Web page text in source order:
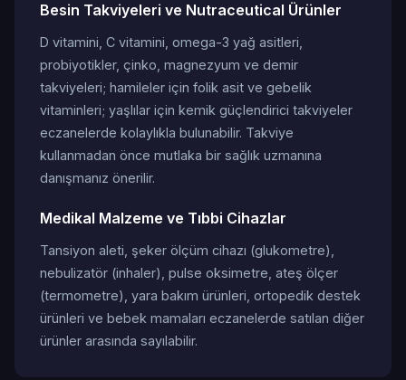
Besin Takviyeleri ve Nutraceutical Ürünler
D vitamini, C vitamini, omega-3 yağ asitleri,
probiyotikler, çinko, magnezyum ve demir
takviyeleri; hamileler için folik asit ve gebelik
vitaminleri; yaşlılar için kemik güçlendirici takviyeler
eczanelerde kolaylıkla bulunabilir. Takviye
kullanmadan önce mutlaka bir sağlık uzmanına
danışmanız önerilir.
Medikal Malzeme ve Tıbbi Cihazlar
Tansiyon aleti, şeker ölçüm cihazı (glukometre),
nebulizatör (inhaler), pulse oksimetre, ateş ölçer
(termometre), yara bakım ürünleri, ortopedik destek
ürünleri ve bebek mamaları eczanelerde satılan diğer
ürünler arasında sayılabilir.